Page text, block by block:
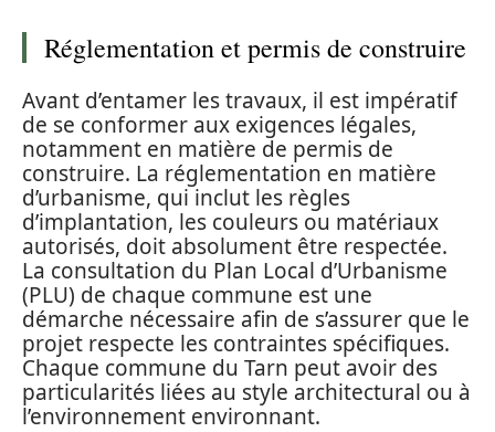
Réglementation et permis de construire
Avant d’entamer les travaux, il est impératif
de se conformer aux exigences légales,
notamment en matière de permis de
construire. La réglementation en matière
d’urbanisme, qui inclut les règles
d’implantation, les couleurs ou matériaux
autorisés, doit absolument être respectée.
La consultation du Plan Local d’Urbanisme
(PLU) de chaque commune est une
démarche nécessaire afin de s’assurer que le
projet respecte les contraintes spécifiques.
Chaque commune du Tarn peut avoir des
particularités liées au style architectural ou à
l’environnement environnant.